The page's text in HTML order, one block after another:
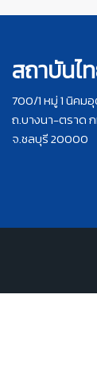
สถาบันไ
700/1 หมู่ 1 นิคม
ถ.บางนา-ตราด
จ.ชลบุรี 20000